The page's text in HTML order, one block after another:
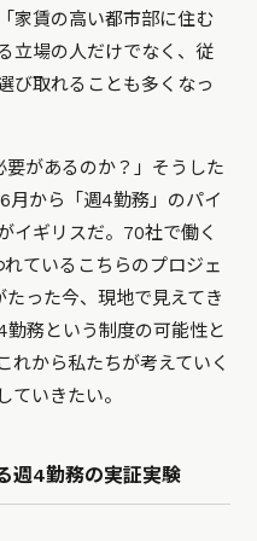
家賃の高い都市部に住む
立場の人だけでなく、従
び取れることも多くなっ
要があるのか？」そうした
月から「週4勤務」のパイ
イギリスだ。 70社で働く
ているこちらのプロジェ
った今、現地で見えてき
務という制度の可能性と
れから私たちが考えていく
ていきたい。
週4勤務の実証実験